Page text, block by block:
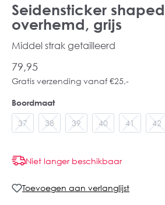
Seidensticker
overhemd, grijs
Middel strak getailleerd
79,95
Gratis verzending vanaf €25,-
Boordmaat
37 38 39 40 41 42
Niet langer beschikbaar
Toevoegen aan verlanglijst